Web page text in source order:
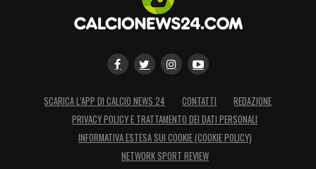
SCARICA L’APP DI CALCIO NEWS 24 CONTATTI
REDAZIONE
PRIVACY POLICY E TRATTAMENTO DEI DATI PERSONALI
INFORMATIVA ESTESA SUI COOKIE (COOKIE POLICY)
NETWORK SPORT REVIEW